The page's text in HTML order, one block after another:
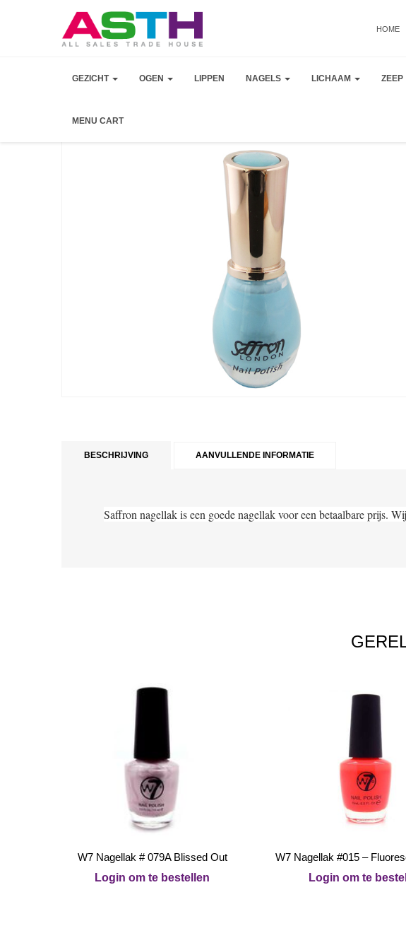
HOME
GEZICHT OGEN LIPPEN NAGELS LICHAAM ZEEP
MENU CART
BESCHRIJVING AANVULLENDE INFORMATIE
Saffron nagellak is een goede nagellak voor een betaalbare prijs.
W7 Nagellak # 079A Blissed Out
Login om te bestellen
W7 Nagellak #015 –
Login om te